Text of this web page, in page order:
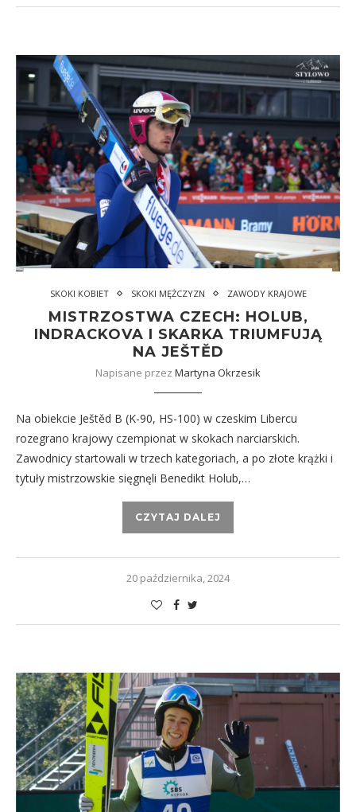
SKOKI KOBIET SKOKI MĘŻCZYZN ZAWODY KRAJOWE
MISTRZOSTWA CZECH: HOLUB,
INDRACKOVA I SKARKA TRIUMFUJĄ
NA JEŠTĚD
Napisane przez Martyna Okrzesik
Na obiekcie Ještěd B (K-90, HS-100) w czeskim Libercu
rozegrano krajowy czempionat w skokach narciarskich.
Zawodnicy startowali w trzech kategoriach, a po złote krążki i
tytuły mistrzowskie sięgnęli Benedikt Holub,…
CZYTAJ DALEJ
20 października, 2024